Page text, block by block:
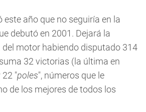
este año que no seguiría en la
debutó en 2001. Dejará la
motor habiendo disputado 314
32 victorias (la última en
22 "poles", números que le
de los mejores de todos los